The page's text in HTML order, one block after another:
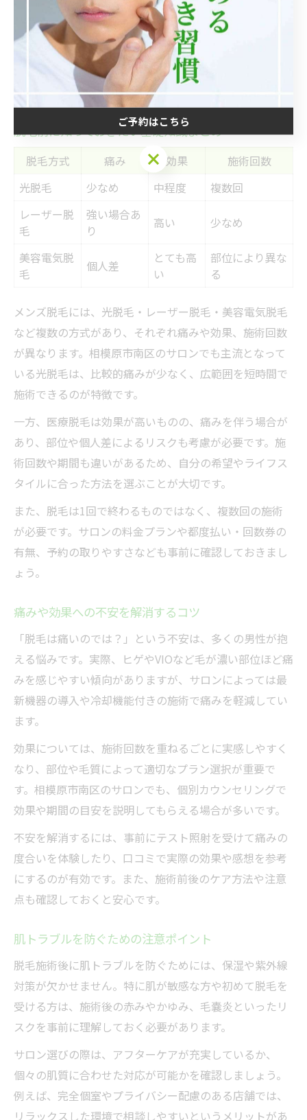
これらの疑問を解決するには、事前に無料カウンセリン
グを利用してスタッフに直接質問する、料金体系の明記
されたサロンを選ぶ、口コミや比較サイトで部位ごとの
施術例やトラブル事例を確認するなど、複数の観点から
情報収集することがポイントです。
脱毛前に知っておきたい基礎知識まとめ
脱毛方式 痛み 効果
施術回数
光脱毛
少なめ 中程度
複数回
レーザー脱
毛
強い場合あ
り
高い 少なめ
美容電気脱
毛
個人差
とても高
い
部位により異な
る
メンズ脱毛には、光脱毛・レーザー脱毛・美容電気脱毛
など複数の方式があり、それぞれ痛みや効果、施術回数
が異なります。相模原市南区のサロンでも主流となって
いる光脱毛は、比較的痛みが少なく、広範囲を短時間で
施術できるのが特徴です。
一方、医療脱毛は効果が高いものの、痛みを伴う場合が
あり、部位や個人差によるリスクも考慮が必要です。施
術回数や期間も違いがあるため、自分の希望やライフス
タイルに合った方法を選ぶことが大切です。
また、脱毛は1回で終わるものではなく、複数回の施術
が必要です。サロンの料金プランや都度払い・回数券の
有無、予約の取りやすさなども事前に確認しておきまし
ょう。
痛みや効果への不安を解消するコツ
「脱毛は痛いのでは？」という不安は、多くの男性が抱
える悩みです。実際、ヒゲやVIOなど毛が濃い部位ほど痛
みを感じやすい傾向がありますが、サロンによっては最
新機器の導入や冷却機能付きの施術で痛みを軽減してい
ます。
効果については、施術回数を重ねるごとに実感しやすく
なり、部位や毛質によって適切なプラン選択が重要で
す。相模原市南区のサロンでも、個別カウンセリングで
効果や期間の目安を説明してもらえる場合が多いです。
不安を解消するには、事前にテスト照射を受けて痛みの
度合いを体験したり、口コミで実際の効果や感想を参考
にするのが有効です。また、施術前後のケア方法や注意
点も確認しておくと安心です。
肌トラブルを防ぐための注意ポイント
脱毛施術後に肌トラブルを防ぐためには、保湿や紫外線
対策が欠かせません。特に肌が敏感な方や初めて脱毛を
受ける方は、施術後の赤みやかゆみ、毛嚢炎といったリ
スクを事前に理解しておく必要があります。
サロン選びの際は、アフターケアが充実しているか、
個々の肌質に合わせた対応が可能かを確認しましょう。
例えば、完全個室やプライバシー配慮のある店舗では、
リラックスした環境で相談しやすいというメリットがあ
ご予約はこちら
ご予約はこちら